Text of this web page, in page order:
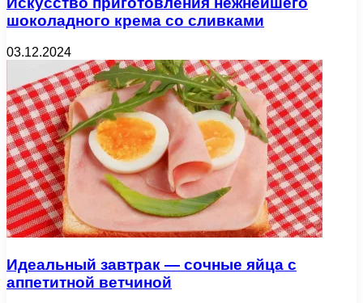
шоколадного крема со сливками
03.12.2024
Идеальный завтрак — сочные яйца с
аппетитной ветчиной